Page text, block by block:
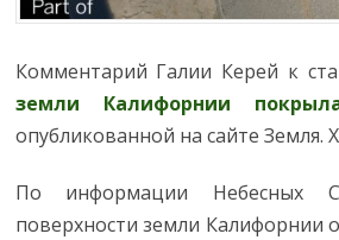
Комментарий Галии Керей к
земли Калифорнии
опубликованной на сайте Земля.
По информации Небесных
поверхности земли Калифорнии